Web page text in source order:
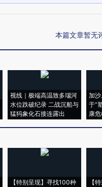
本篇文章暂无
视线｜极端高温致多瑙河
水位跌破纪录 二战沉船与
猛犸象化石接连露出
加
于“
康
【特别呈现】寻找100种
【